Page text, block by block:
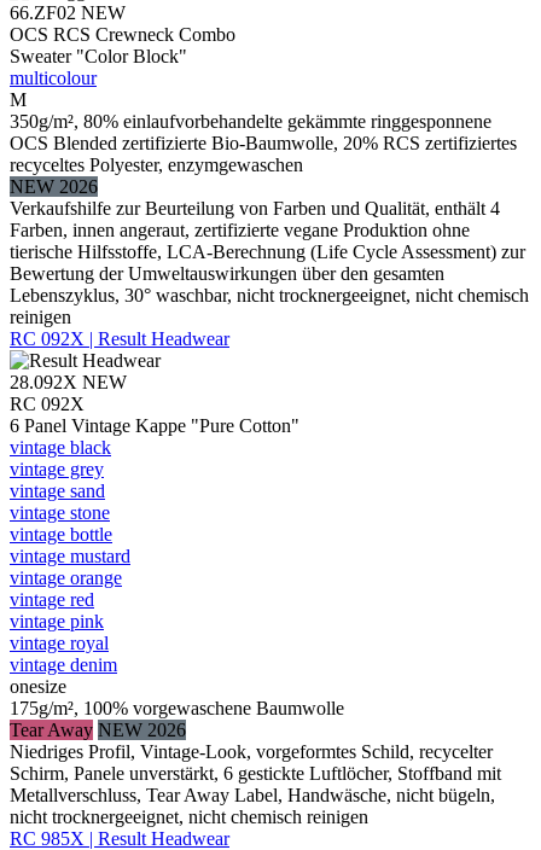
66.ZF02 NEW
OCS RCS Crewneck Combo
Sweater "Color Block"
multicolour
M
350g/m², 80% einlaufvorbehandelte gekämmte ringgesponnene
OCS Blended zertifizierte Bio-Baumwolle, 20% RCS zertifiziertes
recyceltes Polyester, enzymgewaschen
NEW 2026
Verkaufshilfe zur Beurteilung von Farben und Qualität, enthält 4
Farben, innen angeraut, zertifizierte vegane Produktion ohne
tierische Hilfsstoffe, LCA-Berechnung (Life Cycle Assessment) zur
Bewertung der Umweltauswirkungen über den gesamten
Lebenszyklus, 30° waschbar, nicht trocknergeeignet, nicht chemisch
reinigen
RC 092X | Result Headwear
28.092X NEW
RC 092X
6 Panel Vintage Kappe "Pure Cotton"
vintage black
vintage grey
vintage sand
vintage stone
vintage bottle
vintage mustard
vintage orange
vintage red
vintage pink
vintage royal
vintage denim
onesize
175g/m², 100% vorgewaschene Baumwolle
Tear Away NEW 2026
Niedriges Profil, Vintage-Look, vorgeformtes Schild, recycelter
Schirm, Panele unverstärkt, 6 gestickte Luftlöcher, Stoffband mit
Metallverschluss, Tear Away Label, Handwäsche, nicht bügeln,
nicht trocknergeeignet, nicht chemisch reinigen
RC 985X | Result Headwear